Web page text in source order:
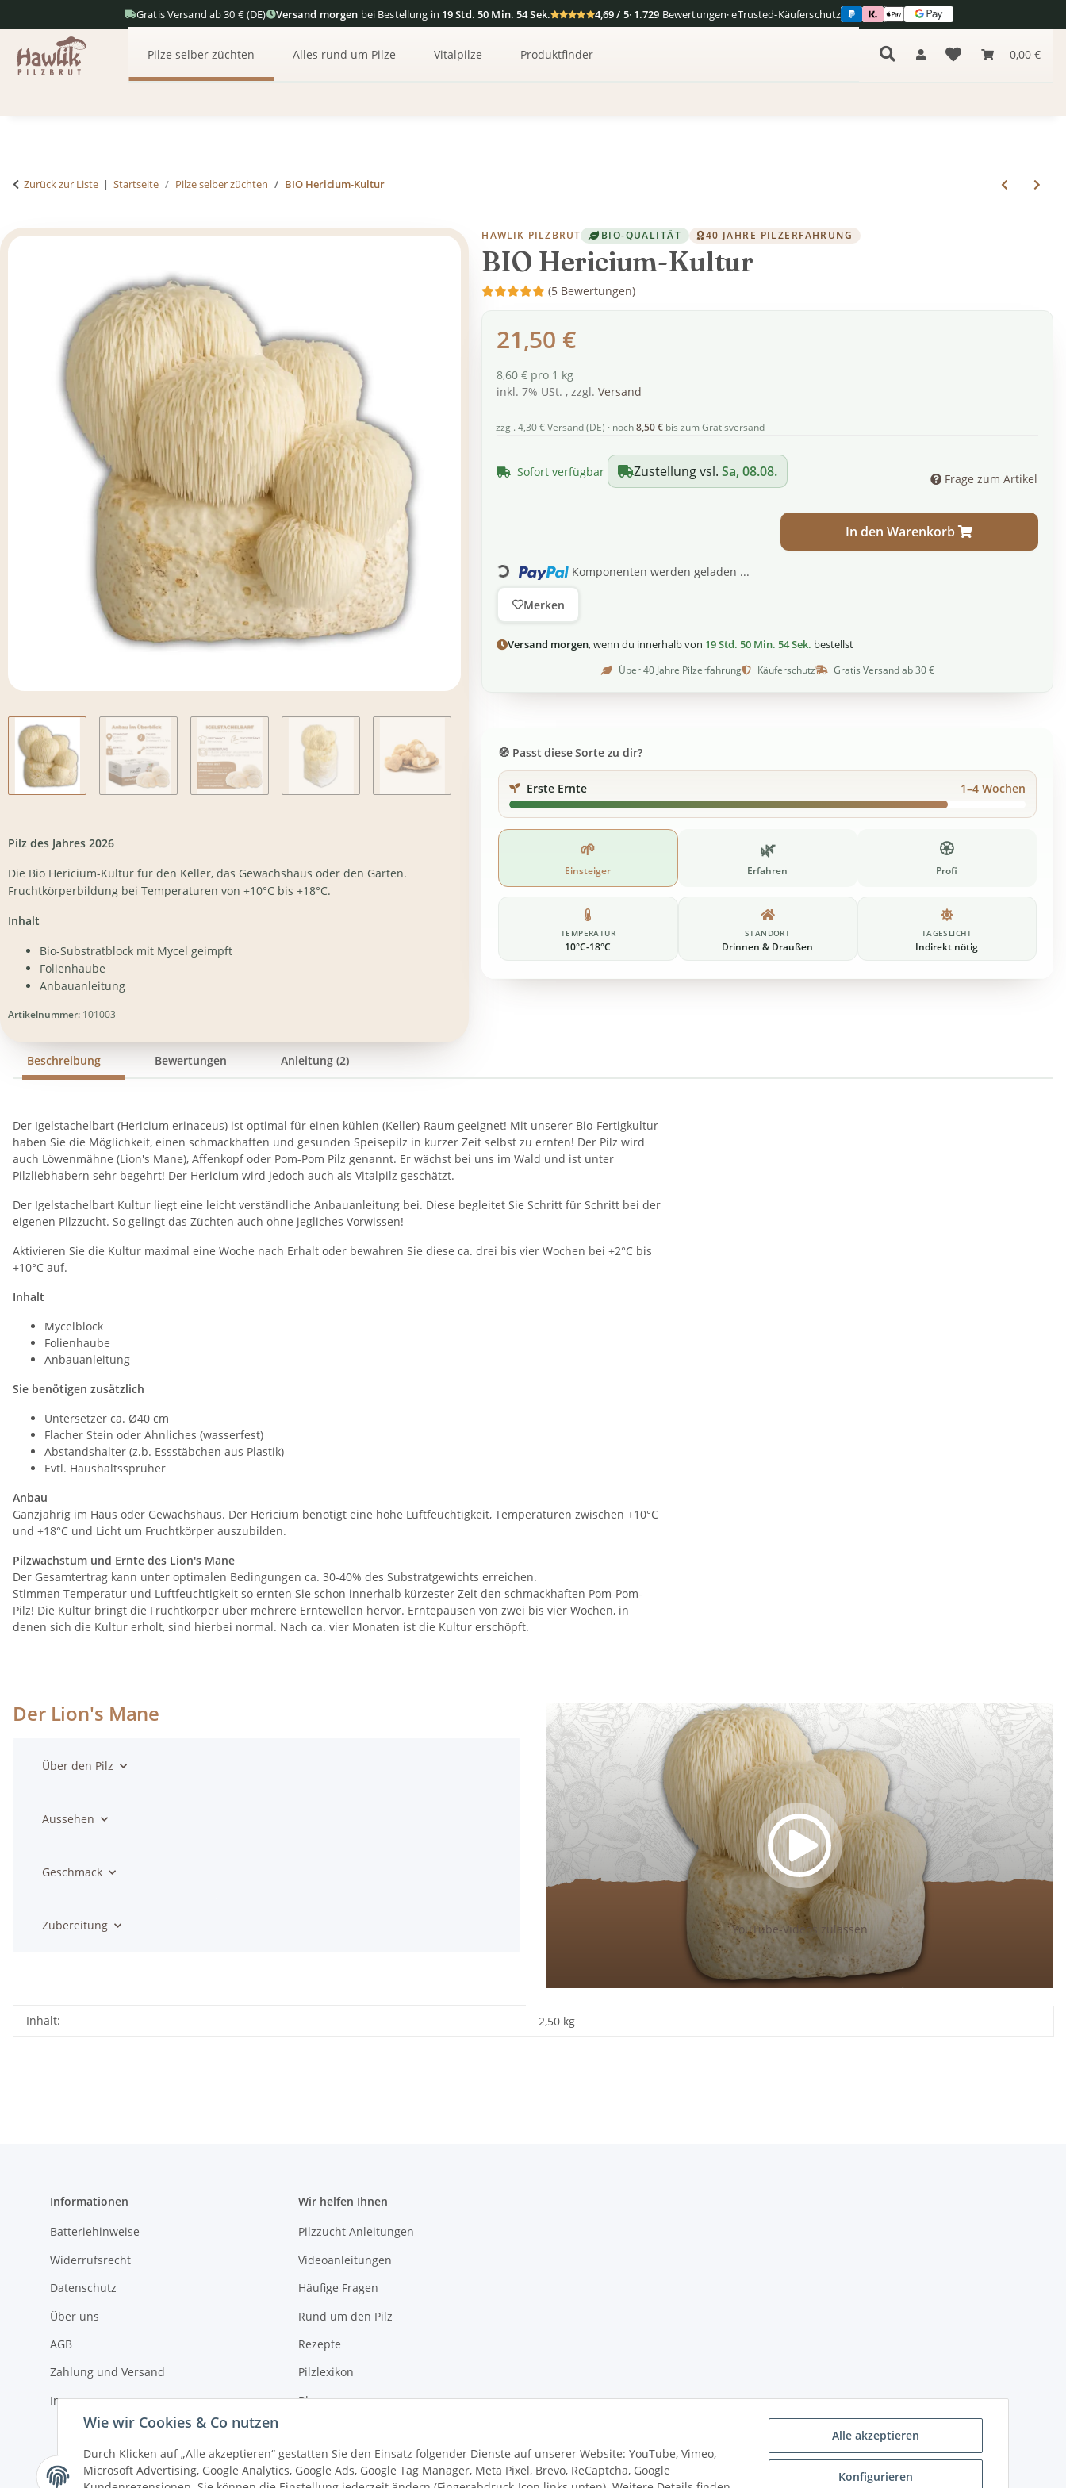
Alle akzeptieren
Konfigurieren
Wie wir Cookies & Co nutzen
Durch Klicken auf „Alle akzeptieren“ gestatten Sie den Einsatz folgender Dienste auf unserer Website: YouTube, Vimeo,
Microsoft Advertising, Google Analytics, Google Ads, Google Tag Manager, Meta Pixel, Brevo, ReCaptcha, Google
Gratis Versand ab 30 € (DE) Versand morgen bei Bestellung in 19 Std. 50 Min. 53 Sek. 4,69 / 5· 1.729 Bewertungen· eTrusted-Käuferschutz
0,00 €
Pilze selber züchten Alles rund um Pilze Vitalpilze Produktfinder
Zurück zur Liste Startseite Pilze selber züchten BIO Hericium-Kultur
Pilz des Jahres 2026
Die Bio Hericium-Kultur für den Keller, das Gewächshaus oder den Garten.
Fruchtkörperbildung bei Temperaturen von +10°C bis +18°C.
Inhalt
Bio-Substratblock mit Mycel geimpft
Folienhaube
Anbauanleitung
Artikelnummer: 101003
HAWLIK PILZBRUT BIO-QUALITÄT 40 JAHRE PILZERFAHRUNG
BIO Hericium-Kultur
(5 Bewertungen)
Passt diese Sorte zu dir?
Erste Ernte 1–4 Wochen
🌱
Einsteiger
🌿
Erfahren
🏵️
Profi
TEMPERATUR
10°C-18°C
STANDORT
Drinnen & Draußen
TAGESLICHT
Indirekt nötig
21,50 €
8,60 € pro 1 kg
inkl. 7% USt. , zzgl.Versand
zzgl. 4,30 € Versand (DE) · noch8,50 € bis zum Gratisversand
Sofort verfügbar Zustellung vsl.Sa, 08.08. Frage zum Artikel
In den Warenkorb
Loading... Komponenten werden geladen ...
Merken
Versand morgen, wenn du innerhalb von 19 Std. 50 Min. 53 Sek. bestellst
Über 40 Jahre Pilzerfahrung Käuferschutz Gratis Versand ab 30 €
Beschreibung Bewertungen Anleitung (2)
Der Igelstachelbart (Hericium erinaceus) ist optimal für einen kühlen (Keller)-Raum geeignet! Mit unserer Bio-Fertigkultur
haben Sie die Möglichkeit, einen schmackhaften und gesunden Speisepilz in kurzer Zeit selbst zu ernten! Der Pilz wird
auch Löwenmähne (Lion's Mane), Affenkopf oder Pom-Pom Pilz genannt. Er wächst bei uns im Wald und ist unter
Pilzliebhabern sehr begehrt! Der Hericium wird jedoch auch als Vitalpilz geschätzt.
Der Igelstachelbart Kultur liegt eine leicht verständliche Anbauanleitung bei. Diese begleitet Sie Schritt für Schritt bei der
eigenen Pilzzucht. So gelingt das Züchten auch ohne jegliches Vorwissen!
Aktivieren Sie die Kultur maximal eine Woche nach Erhalt oder bewahren Sie diese ca. drei bis vier Wochen bei +2°C bis
+10°C auf.
Inhalt
Mycelblock
Folienhaube
Anbauanleitung
Sie benötigen zusätzlich
Untersetzer ca. Ø40 cm
Flacher Stein oder Ähnliches (wasserfest)
Abstandshalter (z.b. Essstäbchen aus Plastik)
Evtl. Haushaltssprüher
Anbau
Ganzjährig im Haus oder Gewächshaus. Der Hericium benötigt eine hohe Luftfeuchtigkeit, Temperaturen zwischen +10°C
und +18°C und Licht um Fruchtkörper auszubilden.
Pilzwachstum und Ernte des Lion's Mane
Der Gesamtertrag kann unter optimalen Bedingungen ca. 30-40% des Substratgewichts erreichen.
Stimmen Temperatur und Luftfeuchtigkeit so ernten Sie schon innerhalb kürzester Zeit den schmackhaften Pom-Pom-
Pilz! Die Kultur bringt die Fruchtkörper über mehrere Erntewellen hervor. Erntepausen von zwei bis vier Wochen, in
denen sich die Kultur erholt, sind hierbei normal. Nach ca. vier Monaten ist die Kultur erschöpft.
Der Lion's Mane
Über den Pilz
Aussehen
Geschmack
Zubereitung YouTube-Videos zulassen
Produkteigenschaft
Wert
Inhalt: 2,50 kg
Informationen
Batteriehinweise
Widerrufsrecht
Datenschutz
Über uns
AGB
Zahlung und Versand
Impressum
Wir helfen Ihnen
Pilzzucht Anleitungen
Videoanleitungen
Häufige Fragen
Rund um den Pilz
Rezepte
Pilzlexikon
Blog